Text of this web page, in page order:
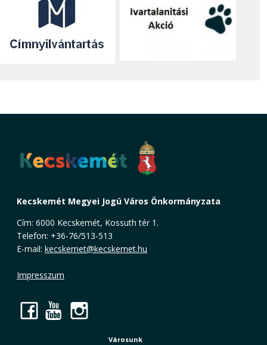
Kecskemét Megyei Jogú Város Önkormányzata
Cím: 6000 Kecskemét, Kossuth tér 1.
Telefon: +36-76/513-513
E-mail: kecskemet@kecskemet.hu
Impresszum
Facebook
YouTube
Városunk